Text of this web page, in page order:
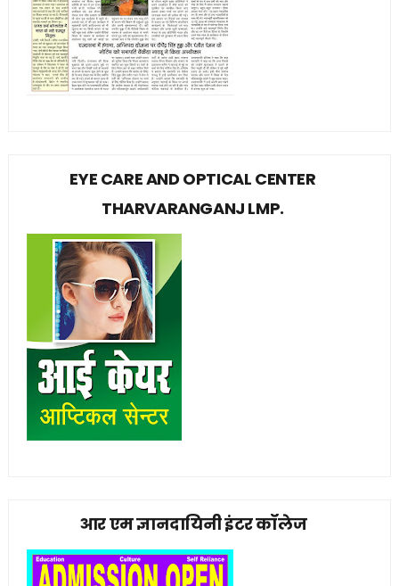
EYE CARE AND OPTICAL CENTER
THARVARANGANJ LMP.
आर एम ज्ञानदायिनी इंटर कॉलेज